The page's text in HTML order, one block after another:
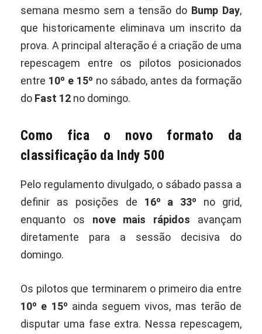
semana mesmo sem a tensão do Bump Day,
que historicamente eliminava um inscrito da
prova. A principal alteração é a criação de uma
repescagem entre os pilotos posicionados
entre 10º e 15º no sábado, antes da formação
do Fast 12 no domingo.
Como fica o novo formato da
classificação da Indy 500
Pelo regulamento divulgado, o sábado passa a
definir as posições de 16º a 33º no grid,
enquanto os nove mais rápidos avançam
diretamente para a sessão decisiva do
domingo.
Os pilotos que terminarem o primeiro dia entre
10º e 15º ainda seguem vivos, mas terão de
disputar uma fase extra. Nessa repescagem,